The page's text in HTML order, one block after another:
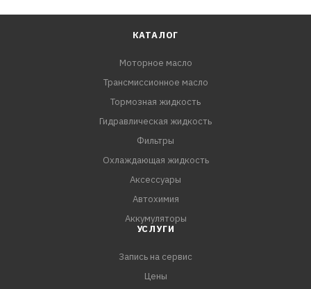
КАТАЛОГ
Моторное масло
Трансмиссионное масло
Тормозная жидкость
Гидравлическая жидкость
Фильтры
Охлаждающая жидкость
Аксессуары
Автохимия
Аккумуляторы
УСЛУГИ
Запись на сервис
Цены